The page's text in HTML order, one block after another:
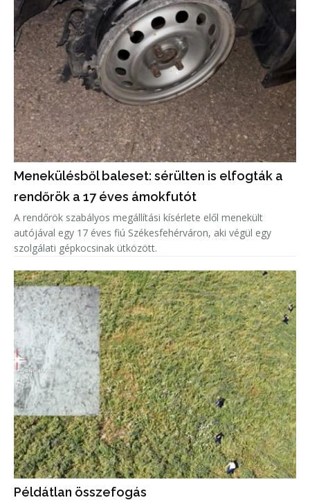
Menekülésből baleset: sérülten is elfogták a
rendőrök a 17 éves ámokfutót
A rendőrök szabályos megállítási kísérlete elől menekült
autójával egy 17 éves fiú Székesfehérváron, aki végül egy
szolgálati gépkocsinak ütközött.
Példátlan összefogás